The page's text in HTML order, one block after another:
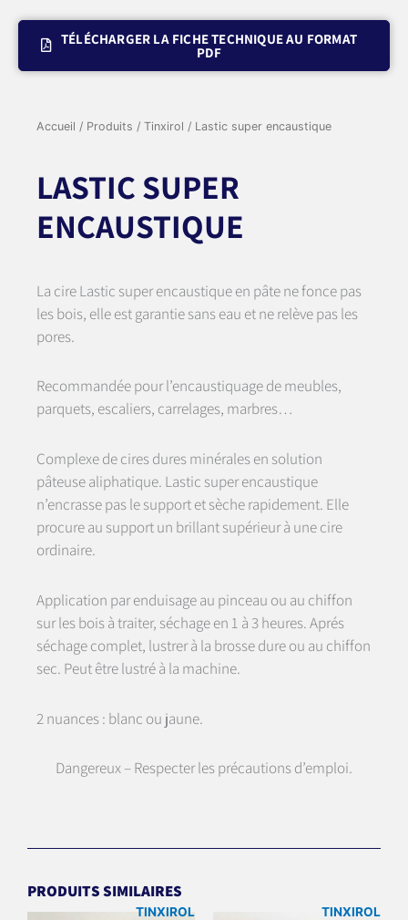
TÉLÉCHARGER LA FICHE TECHNIQUE AU FORMAT
PDF
Accueil / Produits / Tinxirol / Lastic super encaustique
LASTIC SUPER
ENCAUSTIQUE
La cire Lastic super encaustique en pâte ne fonce pas
les bois, elle est garantie sans eau et ne relève pas les
pores.
Recommandée pour l’encaustiquage de meubles,
parquets, escaliers, carrelages, marbres…
Complexe de cires dures minérales en solution
pâteuse aliphatique. Lastic super encaustique
n’encrasse pas le support et sèche rapidement. Elle
procure au support un brillant supérieur à une cire
ordinaire.
Application par enduisage au pinceau ou au chiffon
sur les bois à traiter, séchage en 1 à 3 heures. Aprés
séchage complet, lustrer à la brosse dure ou au chiffon
sec. Peut être lustré à la machine.
2 nuances : blanc ou jaune.
Dangereux – Respecter les précautions d’emploi.
PRODUITS SIMILAIRES
TINXIROL TINXIROL